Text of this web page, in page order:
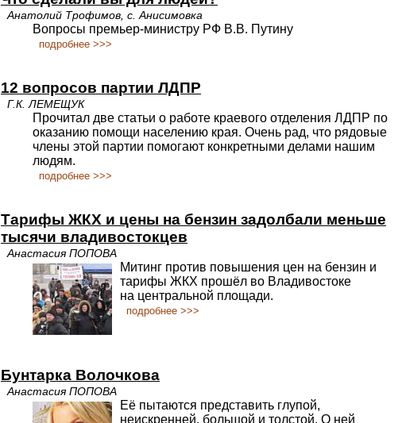
Анатолий Трофимов, с. Анисимовка
Вопросы премьер-министру РФ В.В. Путину
подробнее >>>
12 вопросов партии ЛДПР
Г.К. ЛЕМЕЩУК
Прочитал две статьи о работе краевого отделения ЛДПР по
оказанию помощи населению края. Очень рад, что рядовые
члены этой партии помогают конкретными делами нашим
людям.
подробнее >>>
Тарифы ЖКХ и цены на бензин задолбали меньше
тысячи владивостокцев
Анастасия ПОПОВА
Митинг против повышения цен на бензин и
тарифы ЖКХ прошёл во Владивостоке
на центральной площади.
подробнее >>>
Бунтарка Волочкова
Анастасия ПОПОВА
Её пытаются представить глупой,
неискренней, большой и толстой. О ней